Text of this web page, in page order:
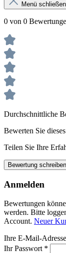
Menü schließen
0 von 0
Durchschnittliche
Bewerten Sie
Teilen Sie Ihre
Bewertung schreiben
Anmelden
Bewertungen
werden. Bitte
Account. Neuer
Ihre E-Mail-Adresse
Ihr Passwort *